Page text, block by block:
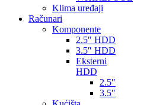
Klima uređaji
Računari
Komponente
2.5″ HDD
3.5″ HDD
Eksterni
HDD
2.5″
3.5″